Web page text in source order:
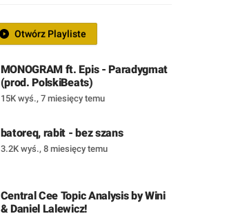
Otwórz Playliste
MONOGRAM ft. Epis - Paradygmat
(prod. PolskiBeats)
15K wyś., 7 miesięcy temu
batoreq, rabit - bez szans
3.2K wyś., 8 miesięcy temu
Central Cee Topic Analysis by Wini
& Daniel Lalewicz!